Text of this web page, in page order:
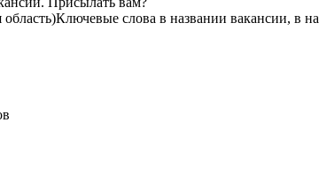
область)Ключевые слова в названии вакансии, в